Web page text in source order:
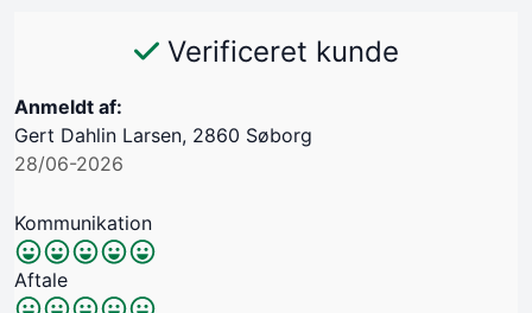
Verificeret kunde
Anmeldt af:
Gert Dahlin Larsen, 2860 Søborg
28/06-2026
Kommunikation
Aftale